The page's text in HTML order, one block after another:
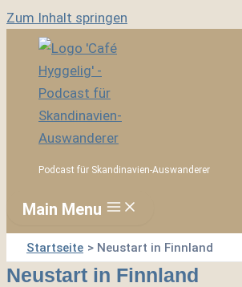
Zum Inhalt springen
Podcast für Skandinavien-Auswanderer
Main Menu
Startseite Neustart in Finnland
Neustart in Finnland